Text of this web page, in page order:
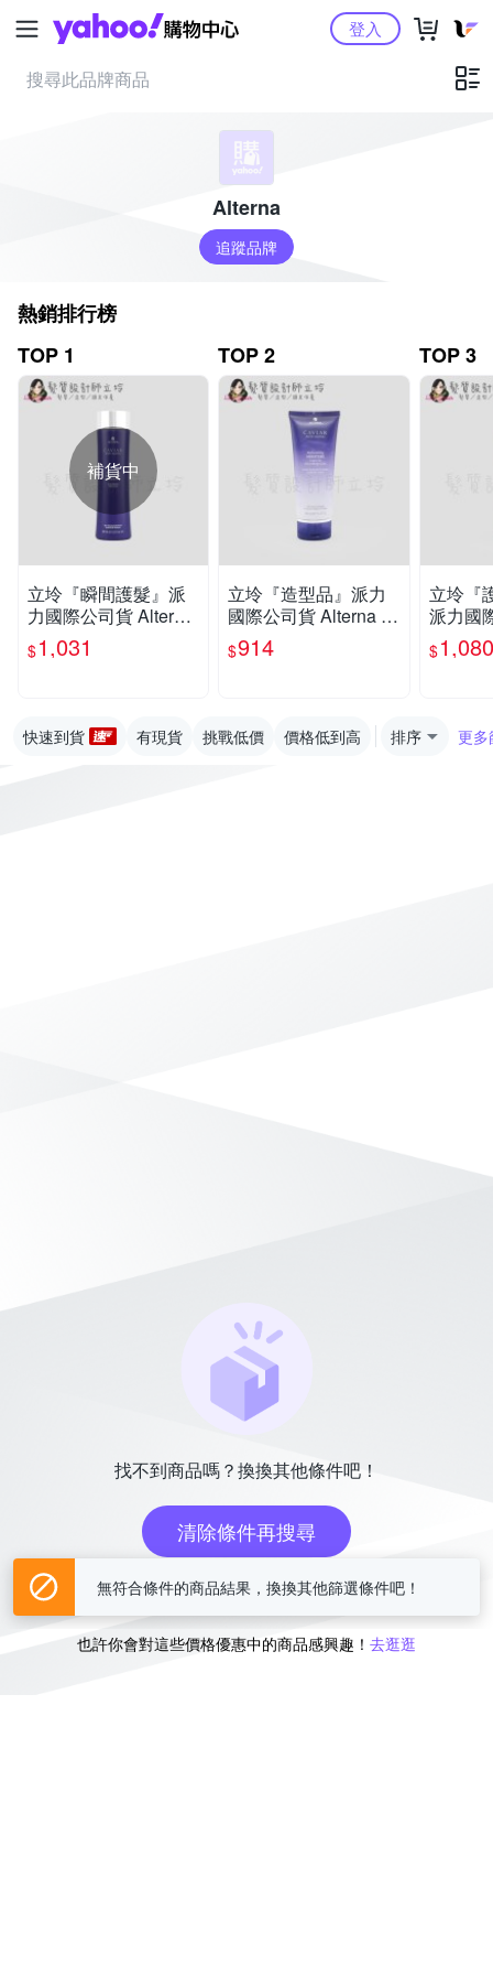
Yahoo購物中心登入
Alterna
追蹤品牌
熱銷排行榜
TOP 1
補貨中
立坽『瞬間護髮』派
力國際公司貨 Alterna
CAVIAR洗護系列 魚
子保濕護髮劑250ml H
$1,031
TOP 2
立坽『造型品』派力
國際公司貨 Alterna C
AVIAR 魚子保濕凍10
0ml HH02 HM16
$914
TOP 3
立坽『
派力國
na
魚子活
$1,080
快速到貨 有現貨 挑戰低價 價格低到高 排序 更多
找不到商品嗎？換換其他條件吧！
清除條件再搜尋
或
也許你會對這些價格優惠中的商品感興趣！ 去逛逛
無符合條件的商品結果，換換其他篩選條件吧！